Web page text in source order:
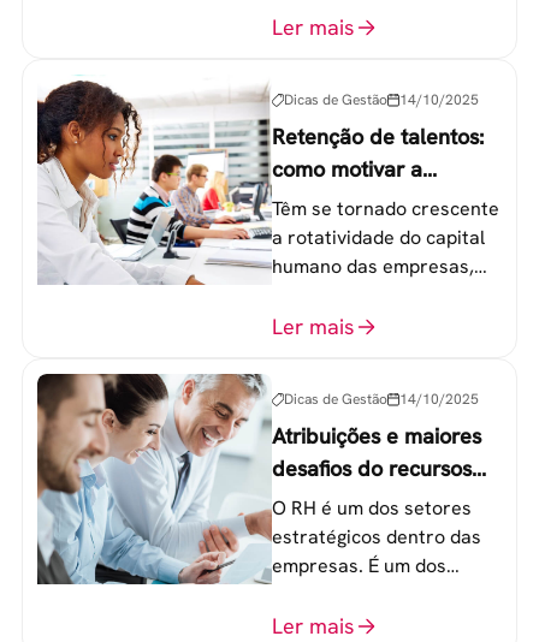
equipe de trabalho. 6
Ler mais
Dicas de Gestão 14/10/2025
Retenção de talentos:
como motivar a
geração Y nas
empresas?
Têm se tornado crescente
a rotatividade do capital
humano das empresas,
colaboradores na faixa de
Ler mais
Dicas de Gestão 14/10/2025
Atribuições e maiores
desafios do recursos
humanos em uma
empresa
O RH é um dos setores
estratégicos dentro das
empresas. É um dos
o atingimento das metas
Ler mais